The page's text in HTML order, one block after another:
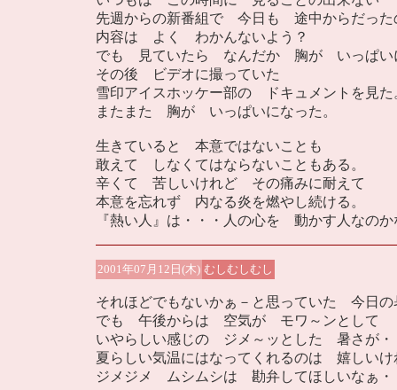
先週からの新番組で 今日も 途中からだった
内容は よく わかんないよう？
でも 見ていたら なんだか 胸が いっぱい
その後 ビデオに撮っていた
雪印アイスホッケー部の ドキュメントを見た
またまた 胸が いっぱいになった。
生きていると 本意ではないことも
敢えて しなくてはならないこともある。
辛くて 苦しいけれど その痛みに耐えて
本意を忘れず 内なる炎を燃やし続ける。
『熱い人』は・・・人の心を 動かす人なのか
2001年07月12日(木) むしむしむし
それほどでもないかぁ－と思っていた 今日の
でも 午後からは 空気が モワ～ンとして
いやらしい感じの ジメ～ッとした 暑さが・
夏らしい気温にはなってくれるのは 嬉しいけ
ジメジメ ムシムシは 勘弁してほしいなぁ・